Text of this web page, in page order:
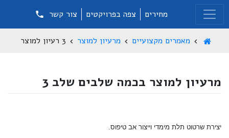
מחירים צפה בפרויקטים צור קשר
מאמרים מקצועיים מרעיון למוצר 3 רעיון למוצר
מרעיון למוצר בכמה שלבים שלב 3
יצירת שרטוט תלת מימדי וייצור אב טיפוס.